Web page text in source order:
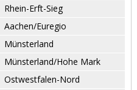
Rhein-Erft-Sieg
Aachen/Euregio
Münsterland
Münsterland/Hohe Mark
Ostwestfalen-Nord